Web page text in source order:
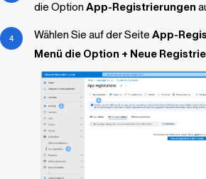
die OptionApp-Registrierungen
Wählen Sie auf der Seite App-
Menü die Option + Neue